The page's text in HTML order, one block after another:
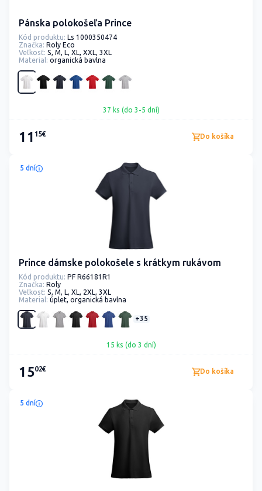
Pánska polokošeľa Prince
Kód produktu: Ls 1000350474
Značka: Roly Eco
Veľkosť: S, M, L, XL, XXL, 3XL
Material: organická bavlna
37 ks (do 3-5 dní)
11 15€ Do košíka
5 dní
Prince dámske polokošele s krátkym rukávom
Kód produktu: PF R66181R1
Značka: Roly
Veľkosť: S, M, L, XL, 2XL, 3XL
Material: úplet, organická bavlna
+35
15 ks (do 3 dní)
1502€ Do košíka
5 dní